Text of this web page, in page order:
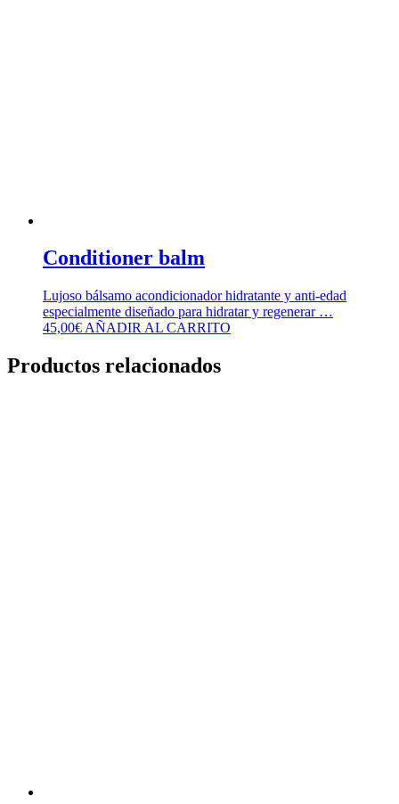
Conditioner balm
Lujoso bálsamo acondicionador hidratante y anti-edad
especialmente diseñado para hidratar y regenerar …
45,00€ AÑADIR AL CARRITO
Productos relacionados